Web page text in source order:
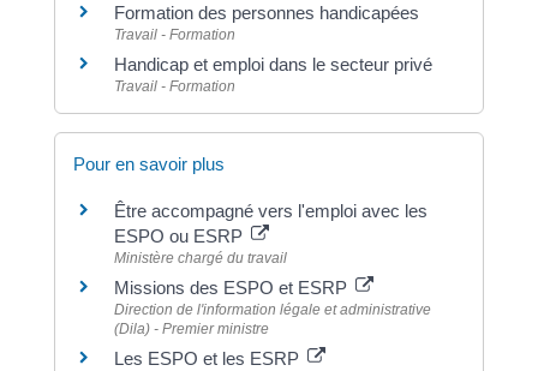
Formation des personnes handicapées
Travail - Formation
Handicap et emploi dans le secteur privé
Travail - Formation
Pour en savoir plus
Être accompagné vers l'emploi avec les
ESPO ou ESRP
Ministère chargé du travail
Missions des ESPO et ESRP
Direction de l'information légale et administrative
(Dila) - Premier ministre
Les ESPO et les ESRP